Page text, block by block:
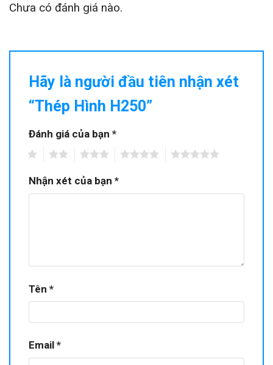
Chưa có đánh giá nào.
Hãy là người đầu tiên nhận xét
“Thép Hình H250”
Đánh giá của bạn *
Nhận xét của bạn *
Tên *
Email *